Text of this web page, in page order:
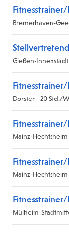
Bremerhaven-
Gießen-Innenstadt
Dorsten · 20 Std./
Mainz-Hechtsheim
Mainz-Hechtsheim
Mülheim-